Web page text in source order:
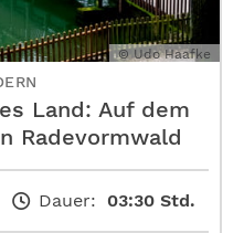
© Udo Haafke
Land: Auf dem
Radevormwald
Dauer: 03:30 Std.